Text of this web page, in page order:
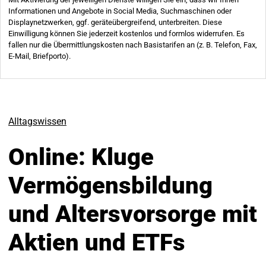
Alltagswissen
Online: Kluge
Vermögensbildung
und Altersvorsorge mit
Aktien und ETFs